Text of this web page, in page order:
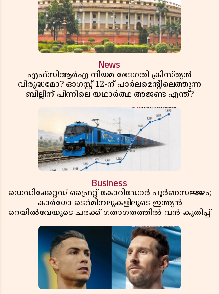
News
എഫ്സിആർഎ നിയമ ഭേദഗതി ക്രിസ്ത്യൻ
വിരുദ്ധമോ? ഓഗസ്റ്റ് 12-ന് പാർലമെന്റിലെത്തുന്ന
ബില്ലിന് പിന്നിലെ യഥാർത്ഥ അജണ്ട എന്ത്?
Business
ഡെഡിക്കേറ്റഡ് ഫ്രൈറ്റ് കോറിഡോർ പൂർണസജ്ജം;
കാർഗോ ടെർമിനലുകളിലൂടെ ഇന്ത്യൻ
റെയിൽവേയുടെ ചരക്ക് ഗതാഗതത്തിൽ വൻ കുതിപ്പ്